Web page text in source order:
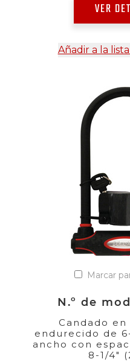
VER
Añadir a la
Marcar
N.º de
Candado
endurecido de
ancho con
8-1/4"